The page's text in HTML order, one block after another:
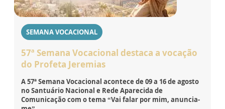
SEMANA VOCACIONAL
57ª Semana Vocacional destaca a vocação
do Profeta Jeremias
A 57ª Semana Vocacional acontece de 09 a 16 de agosto
no Santuário Nacional e Rede Aparecida de
Comunicação com o tema “Vai falar por mim, anuncia-